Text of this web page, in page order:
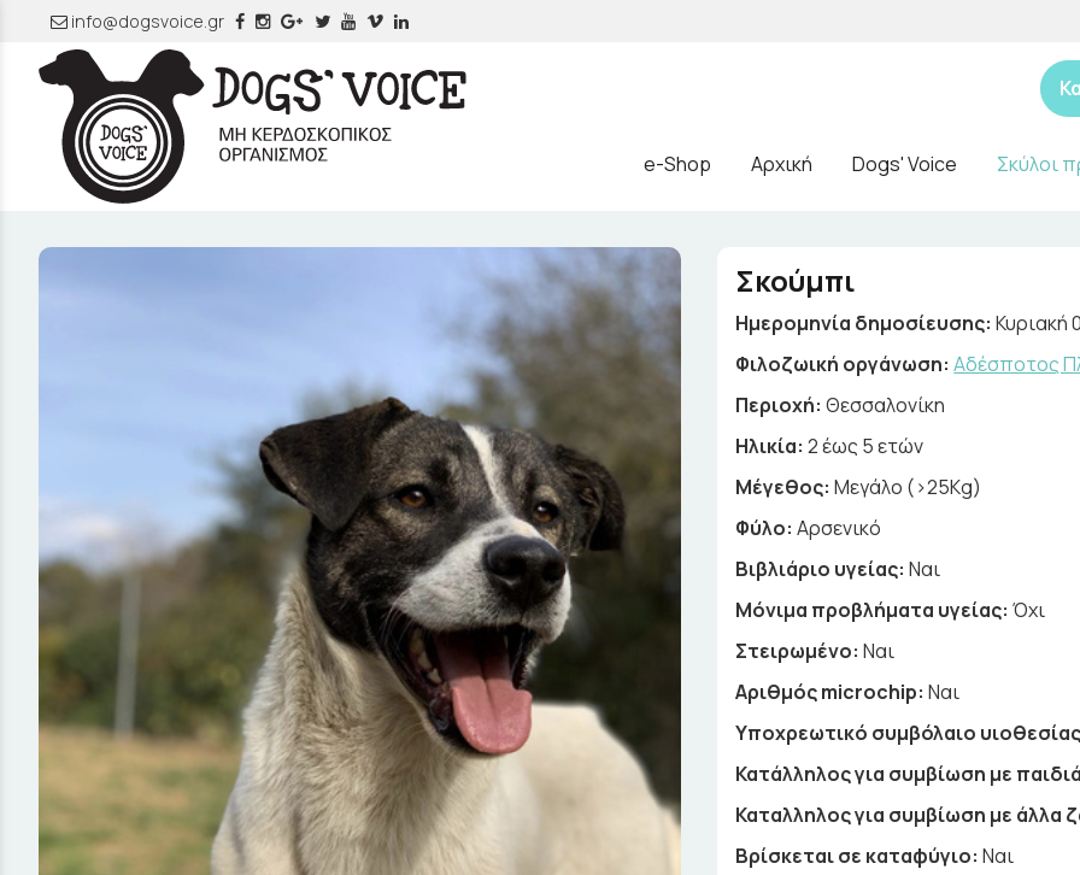
info@dogsvoice.gr
e-Shop Αρχική Dogs' Voice Σκύλοι
Σκούμπι
Ημερομηνία δημοσίευσης: Κυριακή
Φιλοζωική οργάνωση:Αδέσποτος
Περιοχή:Θεσσαλονίκη
Ηλικία:2 έως 5 ετών
Μέγεθος:Μεγάλο (>25Kg)
Φύλο:Αρσενικό
Βιβλιάριο υγείας: Ναι
Μόνιμα προβλήματα υγείας: Όχι
Στειρωμένο: Ναι
Αριθμός microchip: Ναι
Υποχρεωτικό συμβόλαιο
Κατάλληλος για συμβίωση με
Καταλληλος για συμβίωση με άλλα
Βρίσκεται σε καταφύγιο: Ναι